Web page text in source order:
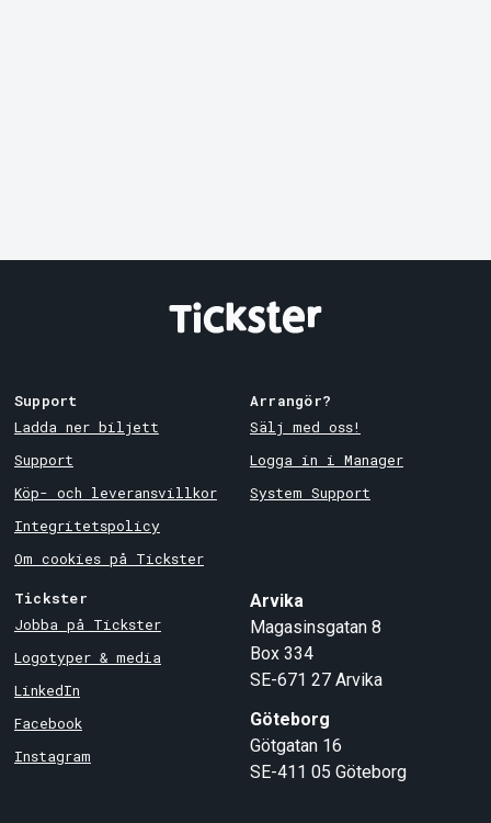
Support
Ladda ner biljett
Support
Köp- och leveransvillkor
Integritetspolicy
Om cookies på Tickster
Arrangör?
Sälj med oss!
Logga in i Manager
System Support
Tickster
Jobba på Tickster
Logotyper & media
LinkedIn
Facebook
Instagram
Arvika
Magasinsgatan 8
Box 334
SE-671 27 Arvika
Göteborg
Götgatan 16
SE-411 05 Göteborg